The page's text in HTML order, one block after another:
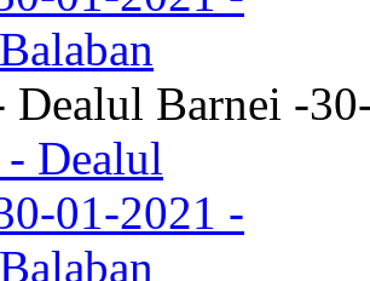
Dealul Barnei -